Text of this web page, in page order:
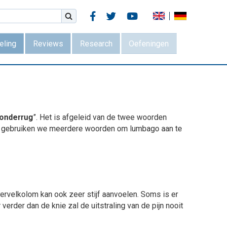
  
Reviews Research Oefeningen
”. Het is afgeleid van de twee woorden
we meerdere woorden om lumbago aan te
kan ook zeer stijf aanvoelen. Soms is er
dan de knie zal de uitstraling van de pijn nooit